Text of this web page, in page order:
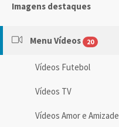
Imagens destaques
Menu Vídeos 20
Vídeos Futebol
Vídeos TV
Vídeos Amor e Amizade